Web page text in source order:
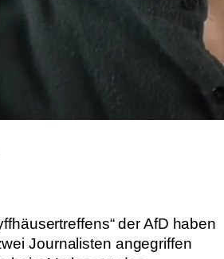
der AfD haben
Journalisten angegriffen